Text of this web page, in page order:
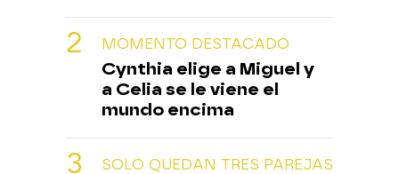
MOMENTO DESTACADO
Cynthia elige a Miguel y
a Celia se le viene el
mundo encima
SOLO QUEDAN TRES PAREJAS